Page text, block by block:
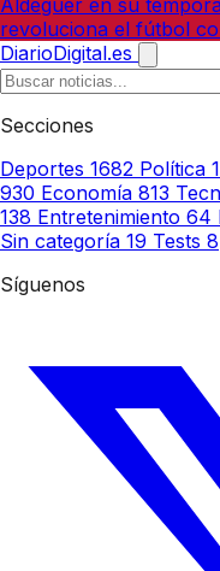
Aldeguer en su
revoluciona el fútbol
DiarioDigital.es
Secciones
Deportes 1682 Política
930 Economía 813
138 Entretenimiento 64
Sin categoría 19 Tests 8
Síguenos